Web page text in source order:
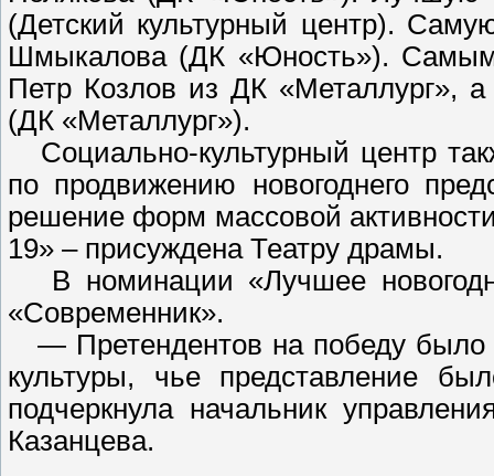
(Детский культурный центр).
Шмыкалова (ДК «Юность»).
Петр Козлов из ДК «Металлург»,
(ДК «Металлург»).
Социально-культурный центр
по продвижению новогоднего
решение форм массовой
19» – присуждена Театру драмы.
В номинации «Лучшее
«Современник».
— Претендентов на победу было
культуры, чье представление
подчеркнула начальник
Казанцева.